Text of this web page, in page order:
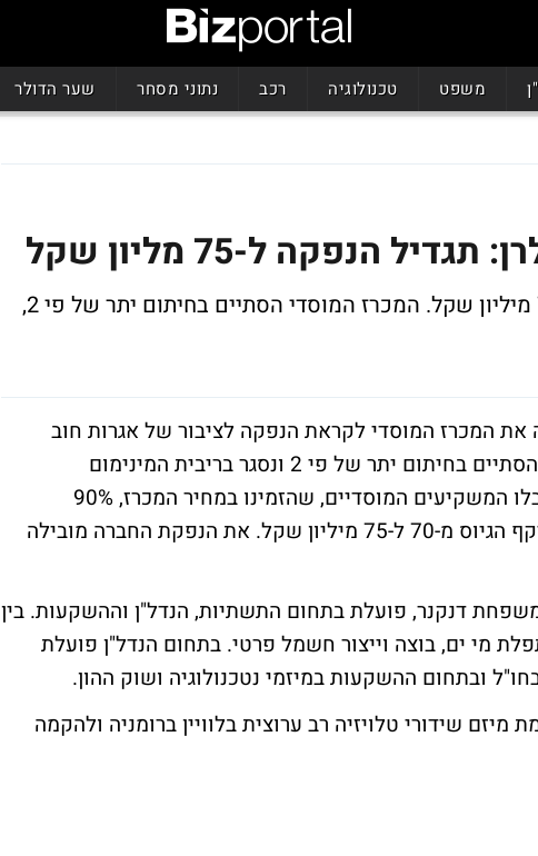
משפט טכנולוגיה רכב נתוני מסחר שער הדולר
הנפקה ל-75 מליון שקל
בעוד שבמקור תוכנן גיוס בהיקף של 70 מיליון שקל. המכרז המוסדי הסתיים בחיתום יתר של פי 2,
המכרז המוסדי לקראת הנפקה לציבור של אגרות חוב
להמרה ואופציות למניות. המכרז המוסדי הסתיים בחיתום יתר של פי 2 ונסגר בריבית המינימום
האפשרית, 4.45%. בשל חתימת היתר קיבלו המשקיעים המוסדיים, שהזמינו במחיר המכרז, 90%
מהזמנתם. החברה החליטה להגדיל את היקף הגיוס מ-70 ל-75 מיליון שקל. את הנפקת החברה מובילה
דנקנר, פועלת בתחום התשתיות, הנדל"ן וההשקעות. בין
מי ים, בוצה וייצור חשמל פרטי. בתחום הנדל"ן פועלת
ובתחום ההשקעות במיזמי נטכנולוגיה ושוק ההון.
שידורי טלויזיה רב ערוצית בלוויין ברומניה ולהקמה